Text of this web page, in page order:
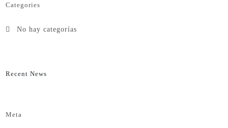
Categories
No hay categorías
Recent News
Meta